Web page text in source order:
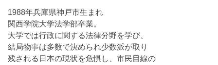
1988年兵庫県神戸市生まれ
関西学院大学法学部卒業。
大学では行政に関する法律分野を学び、
結局物事は多数で決められ少数派が取り
残される日本の現状を危惧し、市民目線の